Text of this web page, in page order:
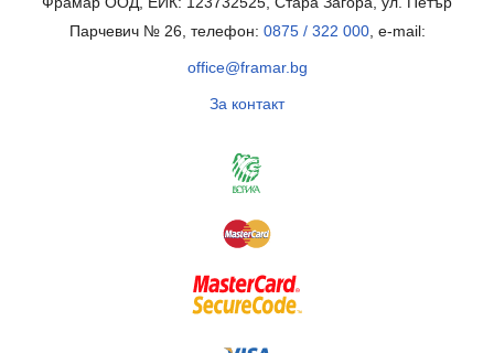
Парчевич № 26, телефон: 0875 / 322 000, e-mail:
office@framar.bg
За контакт